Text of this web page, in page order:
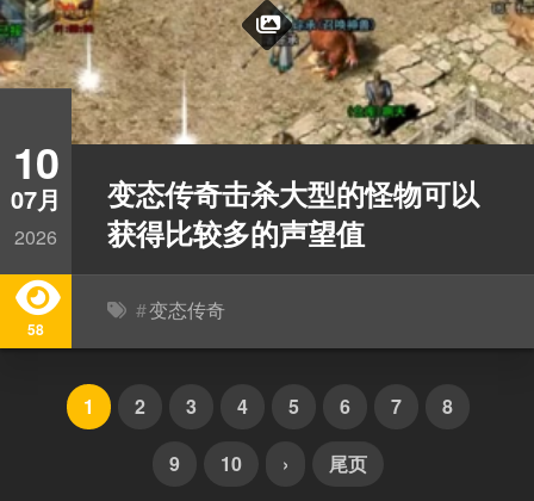
10
07月
2026
58
变态传奇击杀大型的怪物可以
获得比较多的声望值
#变态传奇
1 2 3 4 5 6 7 8
9 10 › 尾页